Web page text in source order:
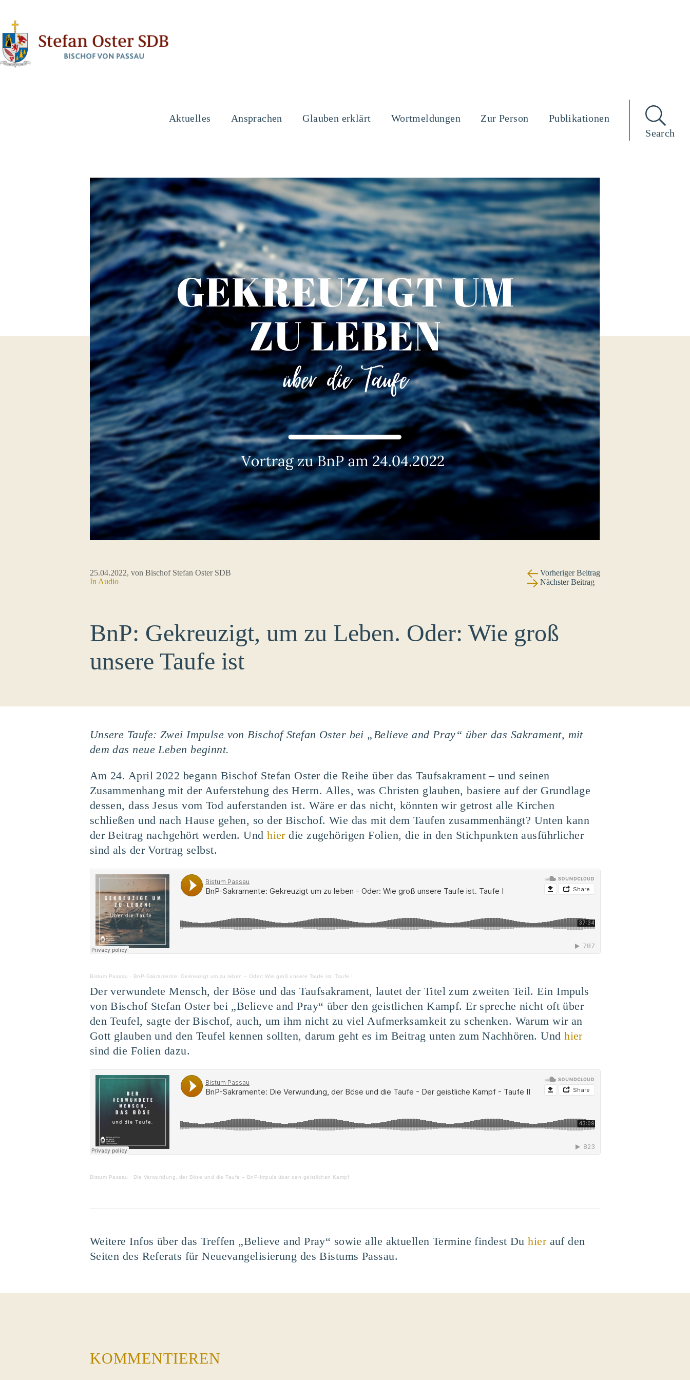
Aktuelles Ansprachen Glauben erklärt Wortmeldungen Zur Person
Publikationen
Search
25.04.2022, von Bischof Stefan Oster SDB
In Audio
Vorheriger Beitrag
Nächster Beitrag
BnP: Gekreuzigt, um zu Leben. Oder: Wie groß
unsere Taufe ist
Unsere Taufe: Zwei Impulse von Bischof Stefan Oster bei „Believe and Pray“ über das Sakrament, mit
dem das neue Leben beginnt.
Am 24. April 2022 begann Bischof Stefan Oster die Reihe über das Taufsakrament – und seinen
Zusammenhang mit der Auferstehung des Herrn. Alles, was Christen glauben, basiere auf der Grundlage
dessen, dass Jesus vom Tod auferstanden ist. Wäre er das nicht, könnten wir getrost alle Kirchen
schließen und nach Hause gehen, so der Bischof. Wie das mit dem Taufen zusammenhängt? Unten kann
der Beitrag nachgehört werden. Undhierdie zugehörigen Folien, die in den Stichpunkten ausführlicher
sind als der Vortrag selbst.
Bistum Passau · BnP-Sakramente: Gekreuzigt um zu leben – Oder: Wie groß unsere Taufe ist. Taufe I
Der verwundete Mensch, der Böse und das Taufsakrament, lautet der Titel zum zweiten Teil. Ein Impuls
von Bischof Stefan Oster bei „Believe and Pray“ über den geistlichen Kampf. Er spreche nicht oft über
den Teufel, sagte der Bischof, auch, um ihm nicht zu viel Aufmerksamkeit zu schenken. Warum wir an
Gott glauben und den Teufel kennen sollten, darum geht es im Beitrag unten zum Nachhören. Undhier
sind die Folien dazu.
Bistum Passau · Die Verwundung, der Böse und die Taufe – BnP-Impuls über den geistlichen Kampf
Weitere Infos über das Treffen „Believe and Pray“ sowie alle aktuellen Termine findest Duhierauf den
Seiten des Referats für Neuevangelisierung des Bistums Passau.
KOMMENTIEREN